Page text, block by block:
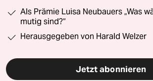
Als Prämie Luisa Neubauers „Was
mutig sind?“
Herausgegeben von Harald Welzer
Jetzt abonnieren